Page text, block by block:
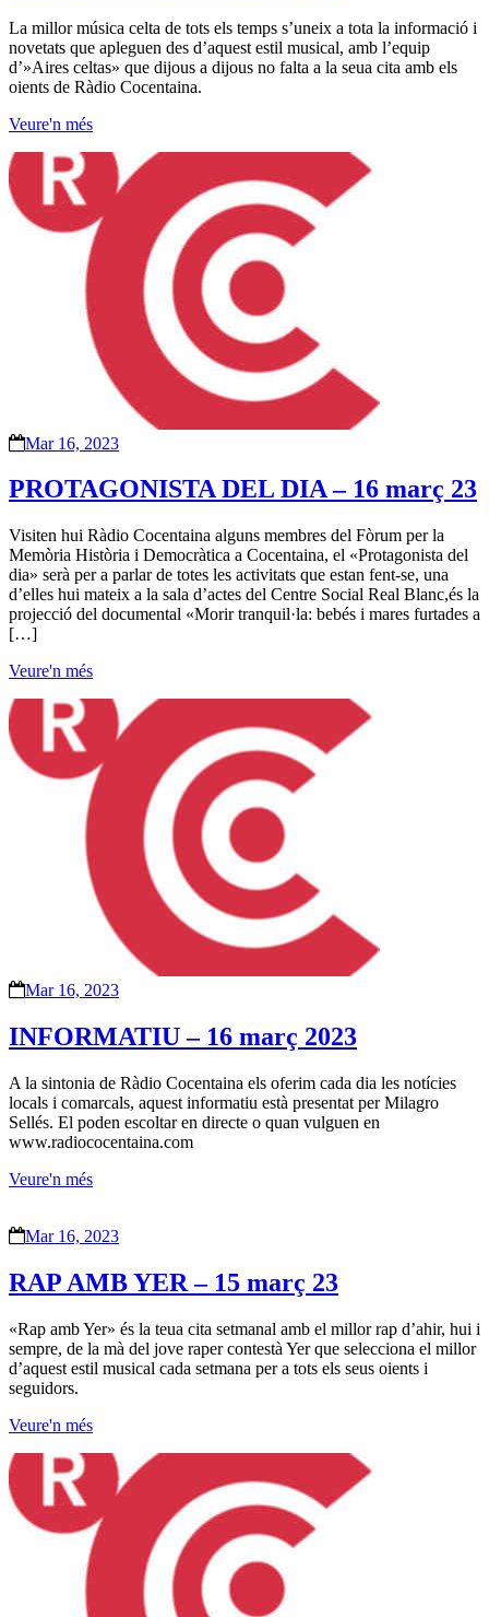
La millor música celta de tots els temps s’uneix a tota la informació i
novetats que apleguen des d’aquest estil musical, amb l’equip
d’»Aires celtas» que dijous a dijous no falta a la seua cita amb els
oients de Ràdio Cocentaina.
Veure'n més
Mar 16, 2023
PROTAGONISTA DEL DIA – 16 març 23
Visiten hui Ràdio Cocentaina alguns membres del Fòrum per la
Memòria Història i Democràtica a Cocentaina, el «Protagonista del
dia» serà per a parlar de totes les activitats que estan fent-se, una
d’elles hui mateix a la sala d’actes del Centre Social Real Blanc,és la
projecció del documental «Morir tranquil·la: bebés i mares furtades a
[…]
Veure'n més
Mar 16, 2023
INFORMATIU – 16 març 2023
A la sintonia de Ràdio Cocentaina els oferim cada dia les notícies
locals i comarcals, aquest informatiu està presentat per Milagro
Sellés. El poden escoltar en directe o quan vulguen en
www.radiococentaina.com
Veure'n més
Mar 16, 2023
RAP AMB YER – 15 març 23
«Rap amb Yer» és la teua cita setmanal amb el millor rap d’ahir, hui i
sempre, de la mà del jove raper contestà Yer que selecciona el millor
d’aquest estil musical cada setmana per a tots els seus oients i
seguidors.
Veure'n més